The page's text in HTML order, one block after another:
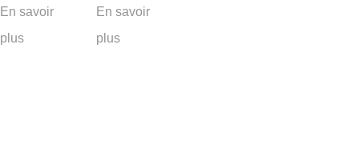
En savoir
plus
En savoir
plus